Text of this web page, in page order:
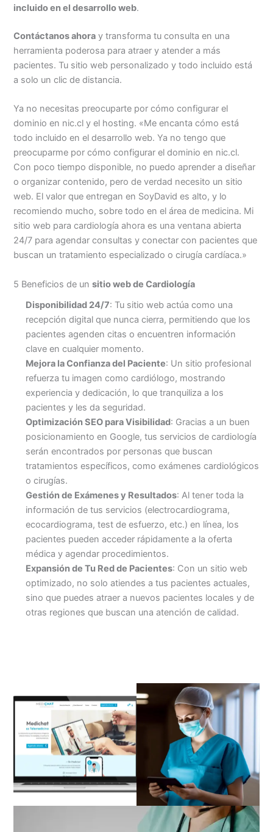
incluido en el desarrollo web.
Contáctanos ahora y transforma tu consulta en una
herramienta poderosa para atraer y atender a más
pacientes. Tu sitio web personalizado y todo incluido está
a solo un clic de distancia.
Ya no necesitas preocuparte por cómo configurar el
dominio en nic.cl y el hosting. «Me encanta cómo está
todo incluido en el desarrollo web. Ya no tengo que
preocuparme por cómo configurar el dominio en nic.cl.
Con poco tiempo disponible, no puedo aprender a diseñar
o organizar contenido, pero de verdad necesito un sitio
web. El valor que entregan en SoyDavid es alto, y lo
recomiendo mucho, sobre todo en el área de medicina. Mi
sitio web para cardiología ahora es una ventana abierta
24/7 para agendar consultas y conectar con pacientes que
buscan un tratamiento especializado o cirugía cardíaca.»
5 Beneficios de unsitio web de Cardiología
Disponibilidad 24/7: Tu sitio web actúa como una
recepción digital que nunca cierra, permitiendo que los
pacientes agenden citas o encuentren información
clave en cualquier momento.
Mejora la Confianza del Paciente: Un sitio profesional
refuerza tu imagen como cardiólogo, mostrando
experiencia y dedicación, lo que tranquiliza a los
pacientes y les da seguridad.
Optimización SEO para Visibilidad: Gracias a un buen
posicionamiento en Google, tus servicios de cardiología
serán encontrados por personas que buscan
tratamientos específicos, como exámenes cardiológicos
o cirugías.
Gestión de Exámenes y Resultados: Al tener toda la
información de tus servicios (electrocardiograma,
ecocardiograma, test de esfuerzo, etc.) en línea, los
pacientes pueden acceder rápidamente a la oferta
médica y agendar procedimientos.
Expansión de Tu Red de Pacientes: Con un sitio web
optimizado, no solo atiendes a tus pacientes actuales,
sino que puedes atraer a nuevos pacientes locales y de
otras regiones que buscan una atención de calidad.